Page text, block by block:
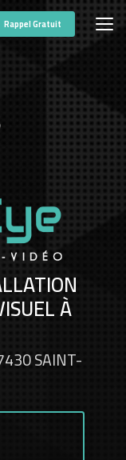
Rappel Gratuit
À
SAINT-